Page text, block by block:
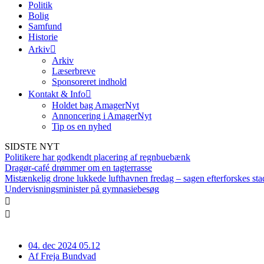
Politik
Bolig
Samfund
Historie
Arkiv
Arkiv
Læserbreve
Sponsoreret indhold
Kontakt & Info
Holdet bag AmagerNyt
Annoncering i AmagerNyt
Tip os en nyhed
SIDSTE NYT
Politikere har godkendt placering af regnbuebænk
Dragør-café drømmer om en tagterrasse
Mistænkelig drone lukkede lufthavnen fredag – sagen efterforskes
Undervisningsminister på gymnasiebesøg
04. dec 2024 05.12
AfFreja Bundvad